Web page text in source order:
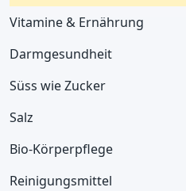
Vitamine & Ernährung
Darmgesundheit
Süss wie Zucker
Salz
Bio-Körperpflege
Reinigungsmittel